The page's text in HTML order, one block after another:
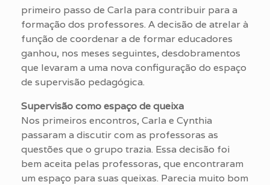
primeiro passo de Carla para contribuir para a
formação dos professores. A decisão de atrelar à
função de coordenar a de formar educadores
ganhou, nos meses seguintes, desdobramentos
que levaram a uma nova configuração do espaço
de supervisão pedagógica.
Supervisão como espaço de queixa
Nos primeiros encontros, Carla e Cynthia
passaram a discutir com as professoras as
questões que o grupo trazia. Essa decisão foi
bem aceita pelas professoras, que encontraram
um espaço para suas queixas. Parecia muito bom